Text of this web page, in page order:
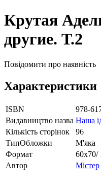
Крутая
другие. Т.2
Повідомити про наявність
Характеристики
ISBN
978-
Видавництво назва Наша
Кількість сторінок
96
ТипОбложки
М'яка
Формат
60х70/
Автор
Містер